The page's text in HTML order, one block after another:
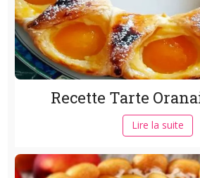
Recette Tarte
Lire la suite